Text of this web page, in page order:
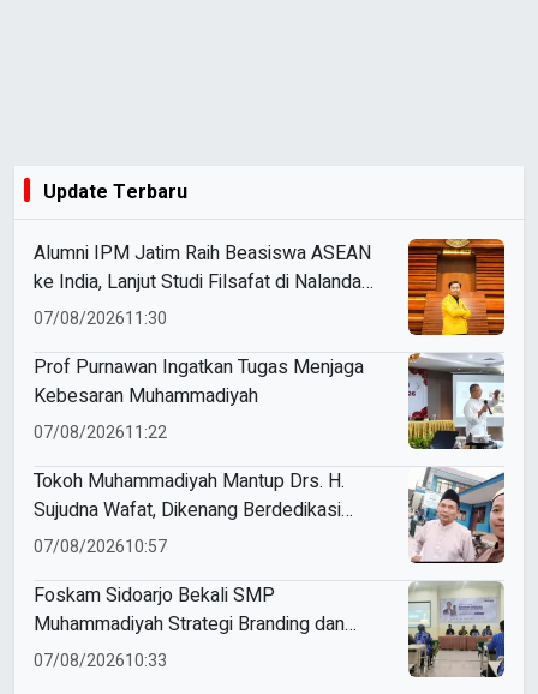
Update Terbaru
Alumni IPM Jatim Raih Beasiswa ASEAN
ke India, Lanjut Studi Filsafat di Nalanda
University
07/08/202611:30
Prof Purnawan Ingatkan Tugas Menjaga
Kebesaran Muhammadiyah
07/08/202611:22
Tokoh Muhammadiyah Mantup Drs. H.
Sujudna Wafat, Dikenang Berdedikasi
Kembangkan Dakwah dan Pendidikan
07/08/202610:57
Foskam Sidoarjo Bekali SMP
Muhammadiyah Strategi Branding dan
Marketing Sekolah
07/08/202610:33